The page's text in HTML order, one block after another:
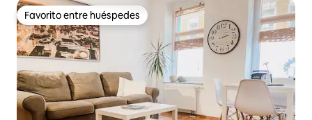
Favorito entre huéspedes
Favorito entre huéspedes